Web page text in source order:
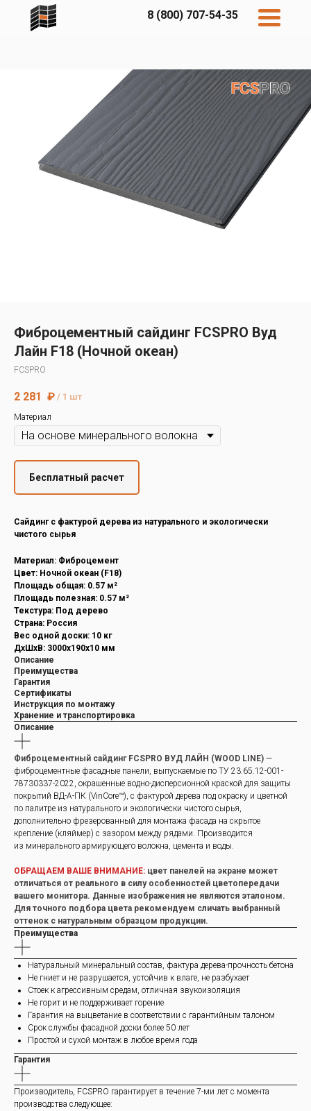
8 (800) 707-54-35
Cedral
Бесплатный
расчет
Контакты
Дисконт
Фиброцементный сайдинг FCSPRO Вуд
Лайн F18 (Ночной океан)
FCSPRO
2 281 ₽ / 1 шт
Материал
Бесплатный расчет
Cайдинг с фактурой дерева из натурального и экологически
чистого сырья
Материал: Фиброцемент
Цвет: Ночной океан (F18)
Площадь общая: 0.57 м²
Площадь полезная: 0.57 м²
Текстура: Под дерево
Страна: Россия
Вес одной доски: 10 кг
ДxШxВ: 3000x190x10 мм
Описание
Преимущества
Гарантия
Сертификаты
Инструкция по монтажу
Хранение и транспортировка
Описание
Фиброцементный сайдинг FCSPRO ВУД ЛАЙН (WOOD LINE) —
фиброцементные фасадные панели, выпускаемые по ТУ 23.65.12-001-
78730337-2022, окрашенные водно-дисперсионной краской для защиты
покрытий ВД-А-ПК (VinCore™), с фактурой дерева под окраску и цветной
по палитре из натурального и экологически чистого сырья,
дополнительно фрезерованный для монтажа фасада на скрытое
крепление (кляймер) с зазором между рядами. Производится
из минерального армирующего волокна, цемента и воды.
ОБРАЩАЕМ ВАШЕ ВНИМАНИЕ: цвет панелей на экране может
отличаться от реального в силу особенностей цветопередачи
вашего монитора. Данные изображения не являются эталоном.
Для точного подбора цвета рекомендуем сличать выбранный
оттенок с натуральным образцом продукции.
Преимущества
Натуральный минеральный состав, фактура дерева-прочность бетона
Не гниет и не разрушается, устойчив к влаге, не разбухает
Стоек к агрессивным средам, отличная звукоизоляция
Не горит и не поддерживает горение
Гарантия на выцветание в соответствии с гарантийным талоном
Срок службы фасадной доски более 50 лет
Простой и сухой монтаж в любое время года
Гарантия
Производитель, FCSPRO гарантирует в течение 7-ми лет с момента
производства следующее: